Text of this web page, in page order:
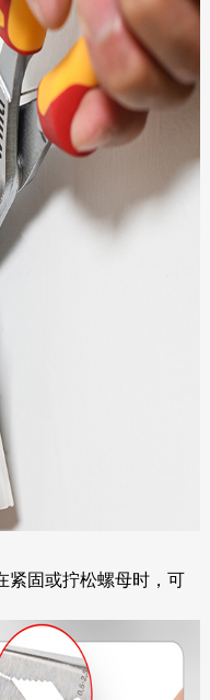
紧固或拧松螺母时，可